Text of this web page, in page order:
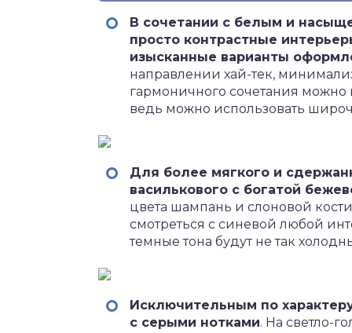
В сочетании с белым и
просто контрастные
изысканные варианты
направлении хай-тек,
гармоничного сочетания можно
ведь можно использовать
Для более мягкого и
василькового с богатой
цвета шампань и слоновой
смотреться с синевой любой
темные тона будут не так
Исключительным по
с серыми нотками. На светло-